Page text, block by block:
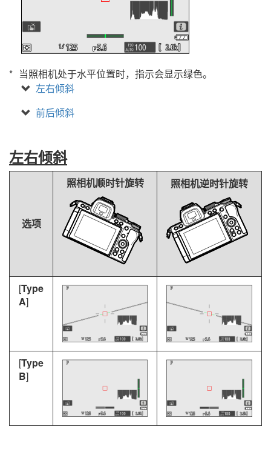
当照相机处于水平位置时，指示会显示绿色。
左右倾斜
前后倾斜
左右倾斜
选项
照相机顺时针旋转 照相机逆时针旋转
[Type
A]
[Type
B]